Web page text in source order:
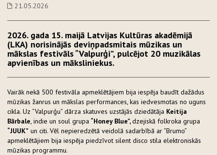
21.05.2026
2026. gada 15. maijā Latvijas Kultūras akadēmijā
(LKA) norisinājās deviņpadsmitais mūzikas un
mākslas festivāls “Valpurģi”, pulcējot 20 muzikālas
apvienības un māksliniekus.
Vairāk nekā 500 festivāla apmeklētājiem bija iespēja baudīt dažādus
mūzikas žanrus un mākslas performances, kas iedvesmotas no uguns
cikla. Uz “Valpurģu” dārza skatuves uzstājās dziedātāja Keitija
Bārbale, indie un soul grupa “Honey Blue”,dzejiskā folkroka grupa
“JUUK” un citi. Vēl nepieredzētā veidolā sadarbībā ar “Brumo”
apmeklētājiem bija iespēja piedzīvot silent disco stila elektroniskās
mūzikas programmu.